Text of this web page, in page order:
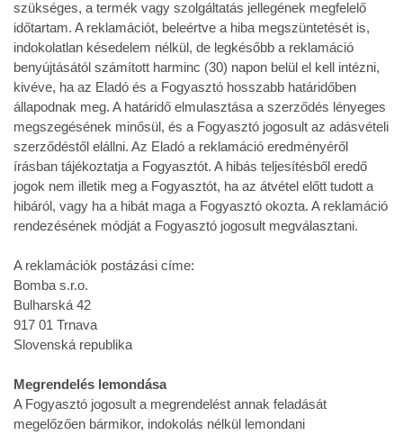
szükséges, a termék vagy szolgáltatás jellegének megfelelő
időtartam. A reklamációt, beleértve a hiba megszüntetését is,
indokolatlan késedelem nélkül, de legkésőbb a reklamáció
benyújtásától számított harminc (30) napon belül el kell intézni,
kivéve, ha az Eladó és a Fogyasztó hosszabb határidőben
állapodnak meg. A határidő elmulasztása a szerződés lényeges
megszegésének minősül, és a Fogyasztó jogosult az adásvételi
szerződéstől elállni. Az Eladó a reklamáció eredményéről
írásban tájékoztatja a Fogyasztót. A hibás teljesítésből eredő
jogok nem illetik meg a Fogyasztót, ha az átvétel előtt tudott a
hibáról, vagy ha a hibát maga a Fogyasztó okozta. A reklamáció
rendezésének módját a Fogyasztó jogosult megválasztani.
A reklamációk postázási címe:
Bomba s.r.o.
Bulharská 42
917 01 Trnava
Slovenská republika
Megrendelés lemondása
A Fogyasztó jogosult a megrendelést annak feladását
megelőzően bármikor, indokolás nélkül lemondani